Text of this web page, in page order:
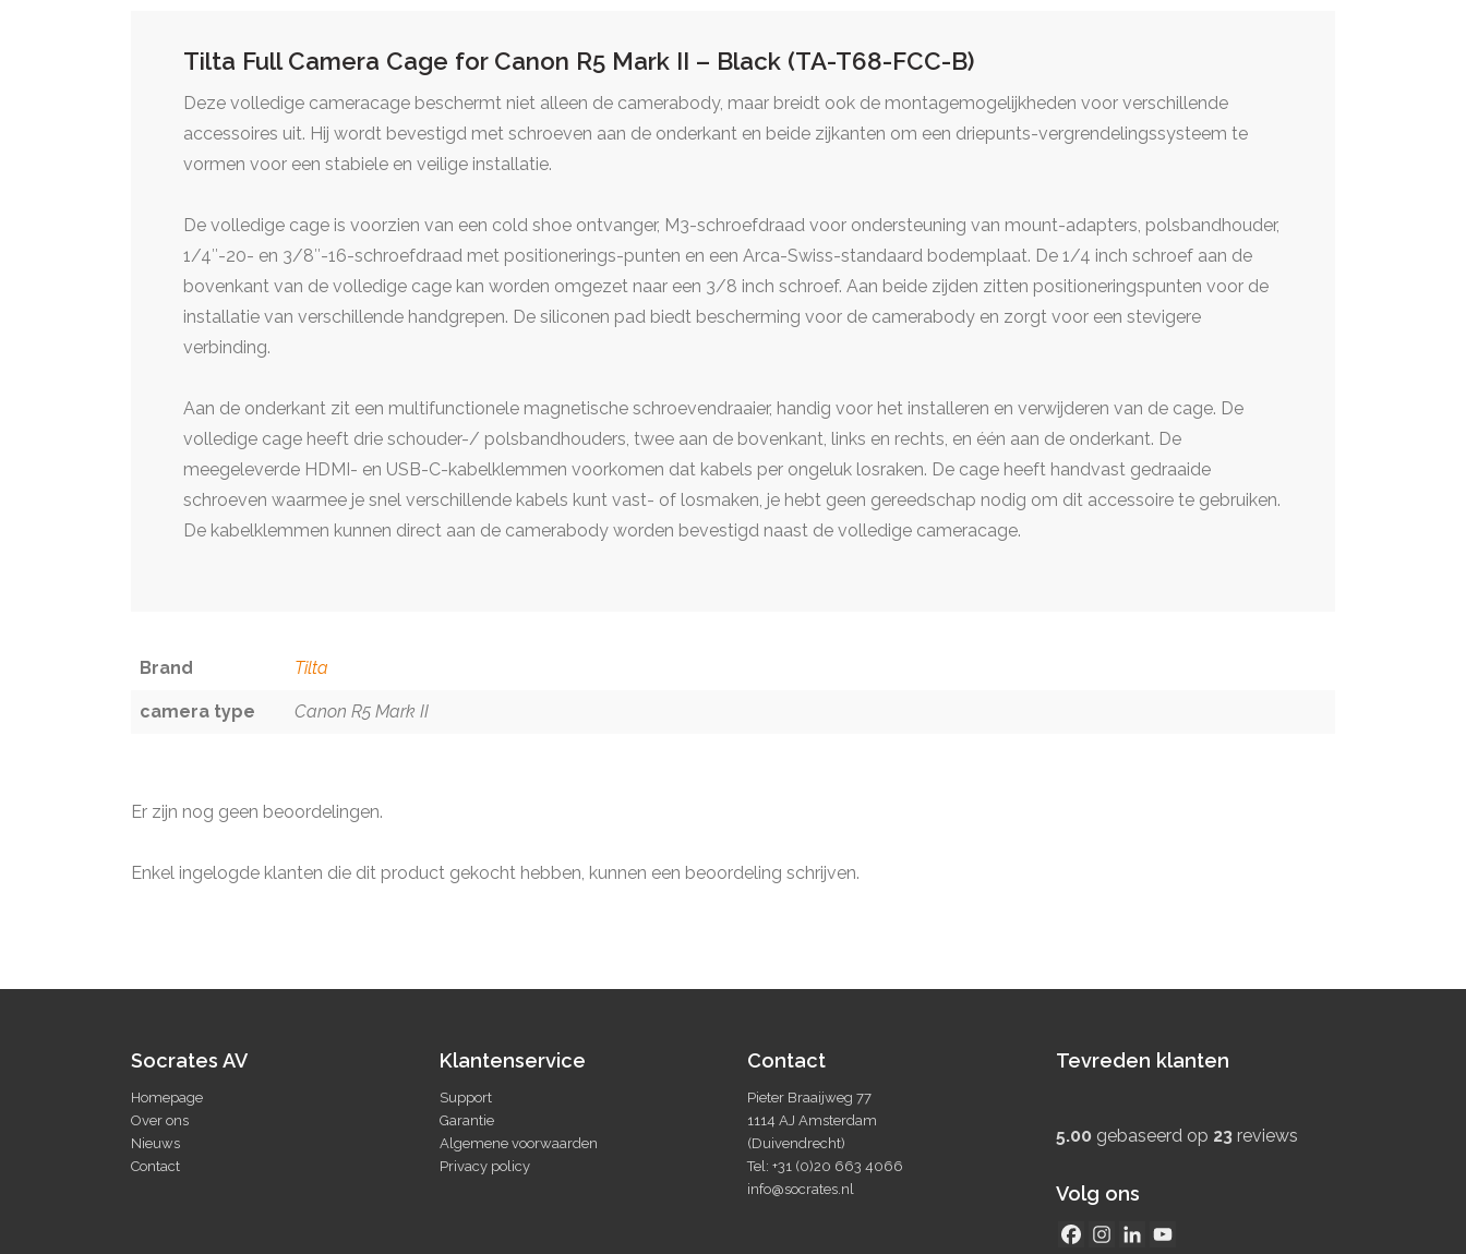
Tilta Full Camera Cage for Canon R5 Mark II – Black (TA-T68-FCC-B)
Deze volledige cameracage beschermt niet alleen de camerabody, maar breidt ook de montagemogelijkheden voor verschillende
accessoires uit. Hij wordt bevestigd met schroeven aan de onderkant en beide zijkanten om een driepunts-vergrendelingssysteem te
vormen voor een stabiele en veilige installatie.
De volledige cage is voorzien van een cold shoe ontvanger, M3-schroefdraad voor ondersteuning van mount-adapters, polsbandhouder,
1/4″-20- en 3/8″-16-schroefdraad met positionerings-punten en een Arca-Swiss-standaard bodemplaat. De 1/4 inch schroef aan de
bovenkant van de volledige cage kan worden omgezet naar een 3/8 inch schroef. Aan beide zijden zitten positioneringspunten voor de
installatie van verschillende handgrepen. De siliconen pad biedt bescherming voor de camerabody en zorgt voor een stevigere
verbinding.
Aan de onderkant zit een multifunctionele magnetische schroevendraaier, handig voor het installeren en verwijderen van de cage. De
volledige cage heeft drie schouder-/ polsbandhouders, twee aan de bovenkant, links en rechts, en één aan de onderkant. De
meegeleverde HDMI- en USB-C-kabelklemmen voorkomen dat kabels per ongeluk losraken. De cage heeft handvast gedraaide
schroeven waarmee je snel verschillende kabels kunt vast- of losmaken, je hebt geen gereedschap nodig om dit accessoire te gebruiken.
De kabelklemmen kunnen direct aan de camerabody worden bevestigd naast de volledige cameracage.
Brand Tilta
camera type Canon R5 Mark II
Er zijn nog geen beoordelingen.
Enkel ingelogde klanten die dit product gekocht hebben, kunnen een beoordeling schrijven.
Socrates AV
Homepage
Over ons
Nieuws
Contact
Klantenservice
Support
Garantie
Algemene voorwaarden
Privacy policy
Contact
Pieter Braaijweg 77
1114 AJ Amsterdam
(Duivendrecht)
Tel: +31 (0)20 663 4066
info@socrates.nl
Tevreden klanten
5.00 gebaseerd op 23reviews
Volg ons